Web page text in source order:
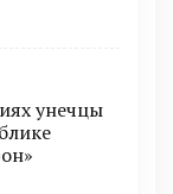
унечцы